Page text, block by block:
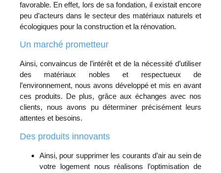
favorable. En effet, lors de sa fondation, il existait encore
peu d’acteurs dans le secteur des matériaux naturels et
écologiques pour la construction et la rénovation.
Un marché prometteur
Ainsi, convaincus de l’intérêt et de la nécessité d’utiliser
des matériaux nobles et respectueux de
l’environnement, nous avons développé et mis en avant
ces produits. De plus, grâce aux échanges avec nos
clients, nous avons pu déterminer précisément leurs
attentes et besoins.
Des produits innovants
Ainsi, pour supprimer les courants d’air au sein de
votre logement nous réalisons l’optimisation de